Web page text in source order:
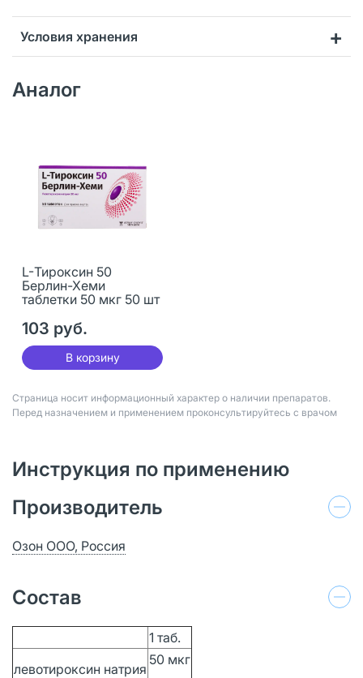
Условия хранения
Аналог
L-Тироксин 50
Берлин-Хеми
таблетки 50 мкг 50 шт
103 руб.
В корзину
Страница носит информационный характер о наличии препаратов.
Перед назначением и применением проконсультируйтесь с врачом
Инструкция по применению
Производитель
Озон ООО, Россия
Состав
1 таб.
левотироксин натрия
50 мкг